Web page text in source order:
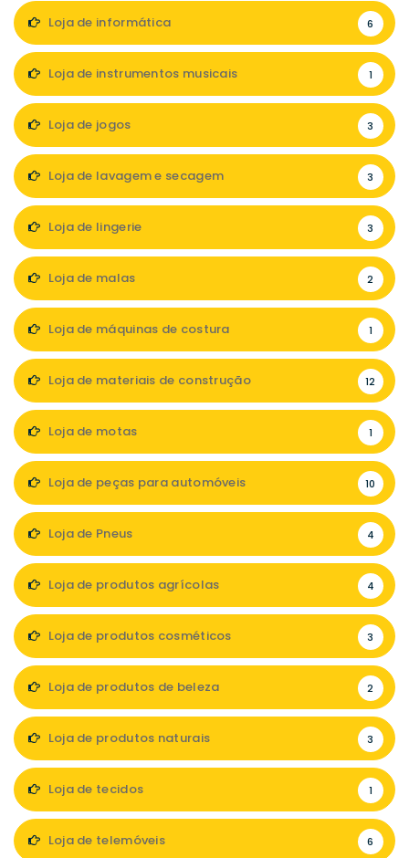
Loja de informática 6
Loja de instrumentos musicais 1
Loja de jogos 3
Loja de lavagem e secagem 3
Loja de lingerie 3
Loja de malas 2
Loja de máquinas de costura 1
Loja de materiais de construção 12
Loja de motas 1
Loja de peças para automóveis 10
Loja de Pneus 4
Loja de produtos agrícolas 4
Loja de produtos cosméticos 3
Loja de produtos de beleza 2
Loja de produtos naturais 3
Loja de tecidos 1
Loja de telemóveis 6